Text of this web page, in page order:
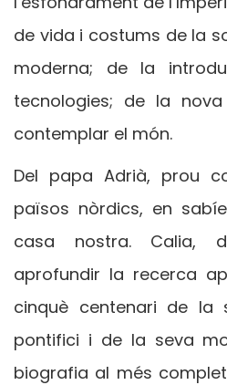
de vida i costums de la
moderna; de la
tecnologies; de la
contemplar el món.
Del papa Adrià, prou
països nòrdics, en
casa nostra. Calia,
aprofundir la recerca
cinquè centenari de la
pontifici i de la seva
biografia al més